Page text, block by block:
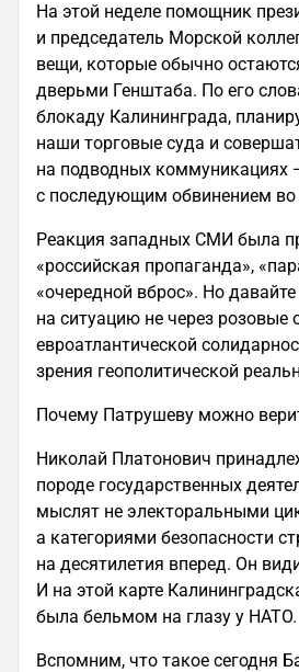
На этой неделе помощник
и председатель Морской
вещи, которые обычно
дверьми Генштаба. По его
блокаду Калининграда,
наши торговые суда и
на подводных коммуникациях
с последующим обвинением во
Реакция западных СМИ была
«российская пропаганда»,
«очередной вброс». Но
на ситуацию не через розовые
евроатлантической
зрения геополитической
Почему Патрушеву можно
Николай Платонович
породе государственных
мыслят не электоральными
а категориями безопасности
на десятилетия вперед. Он
И на этой карте
была бельмом на глазу у НАТО.
Вспомним, что такое сегодня